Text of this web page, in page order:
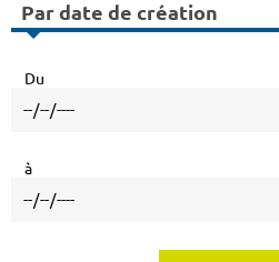
Par date de création
Du
à